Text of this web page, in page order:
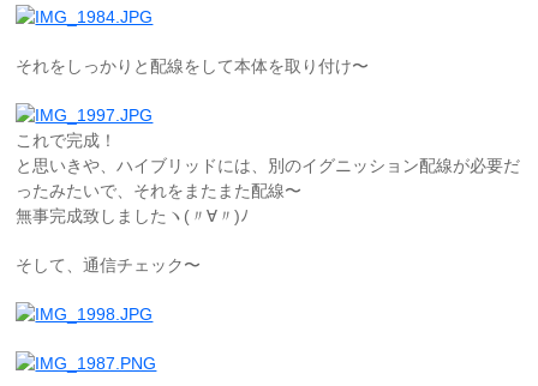
それをしっかりと配線をして本体を取り付け〜
これで完成！
と思いきや、ハイブリッドには、別のイグニッション配線が必要だ
ったみたいで、それをまたまた配線〜
無事完成致しましたヽ(〃∀〃)ﾉ
そして、通信チェック〜